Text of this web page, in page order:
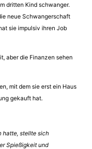
dritten Kind schwanger.
neue Schwangerschaft
sie impulsiv ihren Job
aber die Finanzen sehen
mit dem sie erst ein Haus
gekauft hat.
hatte, stellte sich
Spießigkeit und